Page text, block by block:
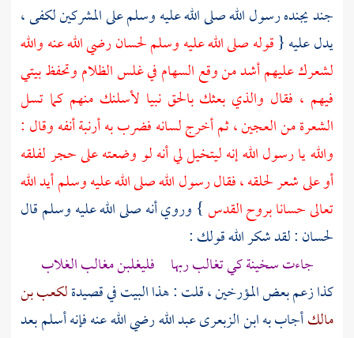
جند يجنده رسول الله صلى الله عليه وسلم على المشركين لكفى ،
يدل عليه {قوله صلى الله عليه وسلملحسانرضي الله عنه والله
لشعرك عليهم أشد من وقع السهام في غلس الظلام وتحفظ بيتي
فيهم ، فقال والذي بعثك بالحق نبيا لأسلنك منهم كما تسل
الشعرة من العجين ، ثم أخرج لسانه فضرب به أرنبة أنفه وقال :
والله يا رسول الله إنه ليتخيل لي أنه لو وضعته على حجر لفلقه
أو على شعر لحلقه ، فقال رسول الله صلى الله عليه وسلم أيد الله
تعالى حسانا بروح القدس} وروي أنه صلى الله عليه وسلم قال
لحسان: لقد شكر الله قولك :
جاءت سخينة كي تغالب ربها فليغلبن مغالب الغلاب
كذا زعم بعض المؤرخين ،قلت: هذا البيت في قصيدةلكعب بن
مالكأجاب بهابن الزبعرى عبد اللهرضي الله عنه فإنه أسلم بعد